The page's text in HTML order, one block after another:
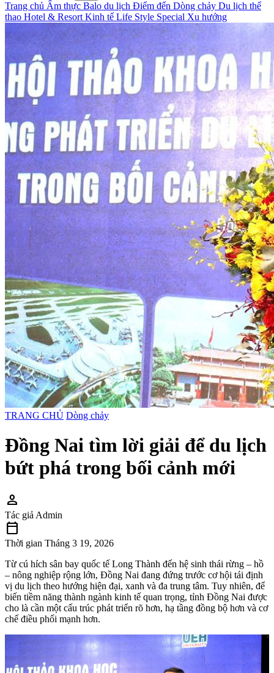
Trang chủ Ẩm thực Balo du lịch Điểm đến Dòng chảy Du lịch thể
thao Hotel & Resort Kinh tế Life Style Special Xu hướng
TRANG CHỦ Dòng chảy
Đồng Nai tìm lời giải để du lịch
bứt phá trong bối cảnh mới
person
Tác giả Admin
calendar_today
Thời gian Tháng 3 19, 2026
Từ cú hích sân bay quốc tế Long Thành đến hệ sinh thái rừng – hồ
– nông nghiệp rộng lớn, Đồng Nai đang đứng trước cơ hội tái định
vị du lịch theo hướng hiện đại, xanh và đa trung tâm. Tuy nhiên, để
biến tiềm năng thành ngành kinh tế quan trọng, tỉnh Đồng Nai được
cho là cần một cấu trúc phát triển rõ hơn, hạ tầng đồng bộ hơn và cơ
chế điều phối mạnh hơn.